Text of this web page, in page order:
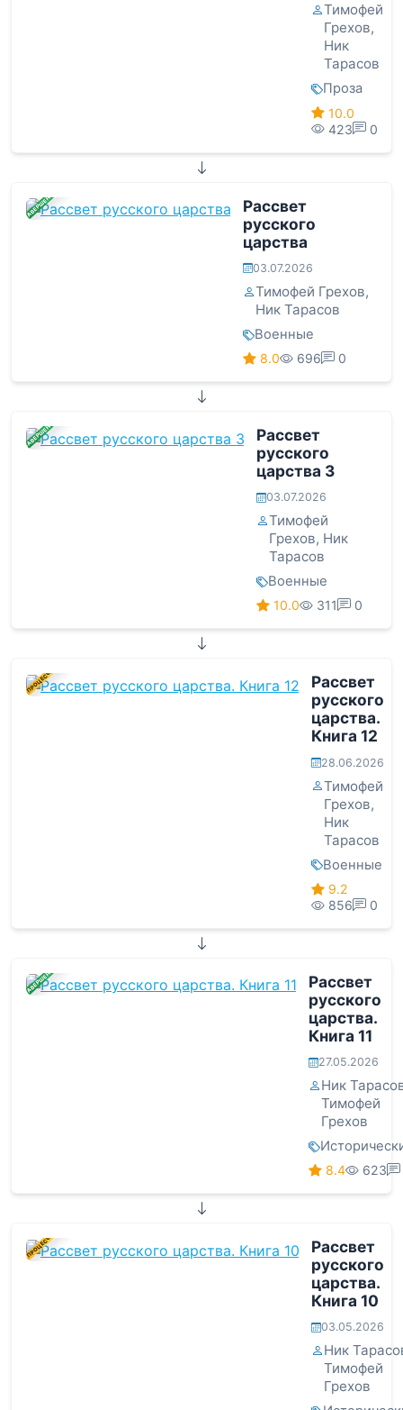
Тимофей
Грехов,
Ник
Тарасов
Проза
10.0
423
0
ЗАВЕРШЕНА
Рассвет
русского
царства
03.07.2026
Тимофей Грехов,
Ник Тарасов
Военные
8.0 696 0
ЗАВЕРШЕНА
Рассвет
русского
царства 3
03.07.2026
Тимофей
Грехов, Ник
Тарасов
Военные
10.0 311 0
В ПРОЦЕССЕ
Рассвет
русского
царства.
Книга 12
28.06.2026
Тимофей
Грехов,
Ник
Тарасов
Военные
9.2
856
0
ЗАВЕРШЕНА
Рассвет
русского
царства.
Книга 11
27.05.2026
Ник
Тимофей
Грехов
8.4 623
В ПРОЦЕССЕ
Рассвет
русского
царства.
Книга 10
03.05.2026
Ник
Тимофей
Грехов